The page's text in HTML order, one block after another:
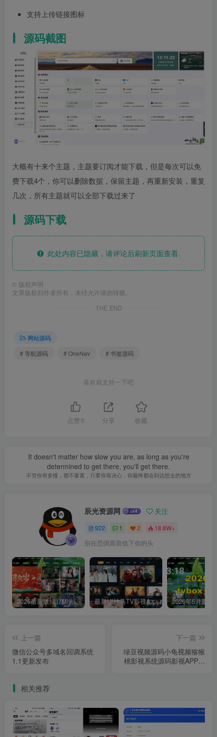
支持上传链接图标
源码截图
大概有十来个主题，主题要订阅才能下载，但是每次可以免
费下载4个，你可以删除数据，保留主题，再重新安装，重复
几次，所有主题就可以全部下载过来了
源码下载
此处内容已隐藏，请评论后刷新页面查看.
© 版权声明
文章版权归作者所有，未经允许请勿转载。
THE END
网站源码
# 导航源码
# OneNav # 书签源码
喜欢就支持一下吧
点赞 5 分享 收藏
It doesn't matter how slow you are, as long as you're
determined to get there, you'll get there.
不管你有多慢，都不要紧，只要你有决心，你最终都会到达想去的地方
辰光资源网 关注
922 1 2 18.8W+
别在恐惧面前低下你的头
2026最新版绿豆UI9双端影视APP源码 最新UI神马TV影视APP源码 乐檬影视苹果CMS后台 包含前后端源码
上一篇
微信公众号多域名回调系统
1.1更新发布
下一篇
绿豆视频源码小龟视频猕猴
桃影视系统源码影视APP源
相关推荐